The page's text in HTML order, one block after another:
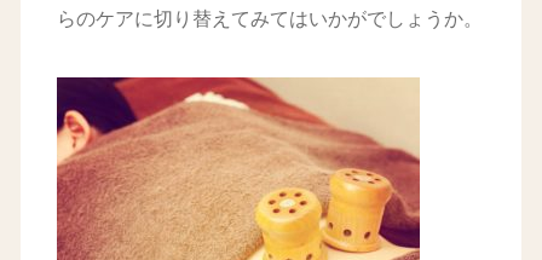
らのケアに切り替えてみてはいかがでしょうか。